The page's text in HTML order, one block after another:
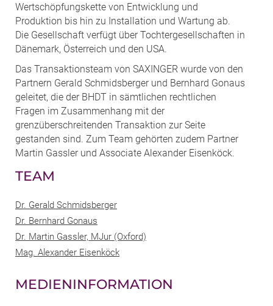
Wertschöpfungskette von Entwicklung und
Produktion bis hin zu Installation und Wartung ab.
Die Gesellschaft verfügt über Tochtergesellschaften in
Dänemark, Österreich und den USA.
Das Transaktionsteam von SAXINGER wurde von den
Partnern Gerald Schmidsberger und Bernhard Gonaus
geleitet, die der BHDT in sämtlichen rechtlichen
Fragen im Zusammenhang mit der
grenzüberschreitenden Transaktion zur Seite
gestanden sind. Zum Team gehörten zudem Partner
Martin Gassler und Associate Alexander Eisenköck.
TEAM
Dr. Gerald Schmidsberger
Dr. Bernhard Gonaus
Dr. Martin Gassler, MJur (Oxford)
Mag. Alexander Eisenköck
MEDIENINFORMATION